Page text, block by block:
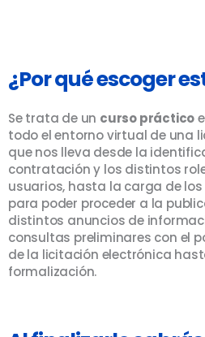
¿Por qué escoger
Se trata de un curso práctico
todo el entorno virtual de una
que nos lleva desde la
contratación y los distintos
usuarios, hasta la carga de
para poder proceder a la
distintos anuncios de
consultas preliminares con el
de la licitación electrónica
formalización.